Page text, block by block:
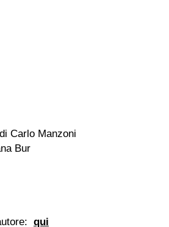
Carlo Manzoni
Bur
qui